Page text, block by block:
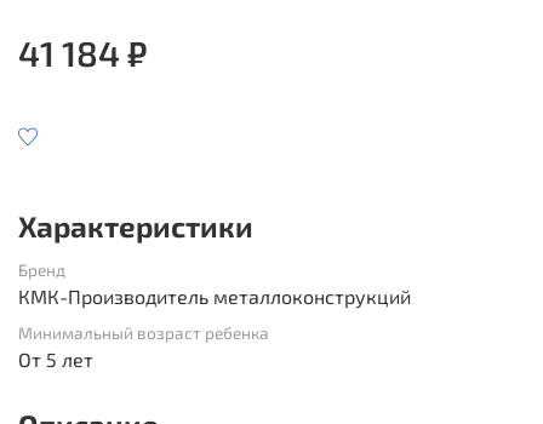
41 184 ₽
Характеристики
Бренд
КМК-Производитель металлоконструкций
Минимальный возраст ребенка
От 5 лет